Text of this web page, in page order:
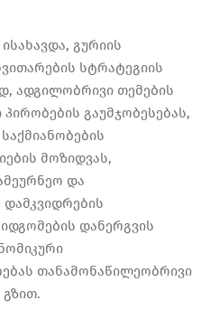
გურიის
სტრატეგიის
ადგილობრივი თემების
გაუმჯობესებას,
მოზიდვას,
და
დანერგვის
თანამონაწილეობრივი